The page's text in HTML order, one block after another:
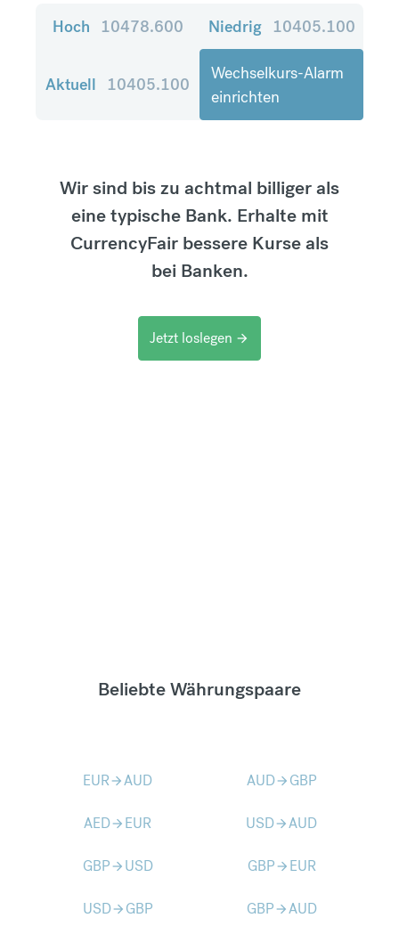
Hoch 10478.600 Niedrig 10405.100
Aktuell 10405.100
Wechselkurs-Alarm
einrichten
Wir sind bis zu achtmal billiger als
eine typische Bank. Erhalte mit
CurrencyFair bessere Kurse als
bei Banken.
Jetzt loslegen arrow_forward
Beliebte Währungspaare
EURarrow_forwardAUD AUDarrow_forward GBP
AEDarrow_forward EUR USDarrow_forwardAUD
GBParrow_forward USD GBParrow_forward EUR
USDarrow_forward GBP GBParrow_forwardAUD